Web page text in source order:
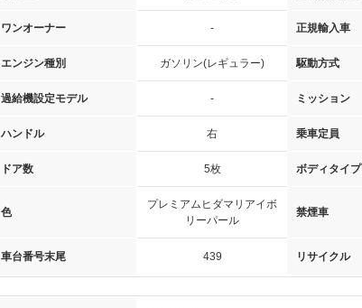
ワンオーナー - 正規輸入車
エンジン種別 ガソリン(レギュラー) 駆動方式
過給機設定モデル - ミッション
ハンドル 右 乗車定員
ドア数 5枚 ボディタイプ
色
プレミアムヒダマリアイボ
リーパール
禁煙車
車台番号末尾 439 リサイクル